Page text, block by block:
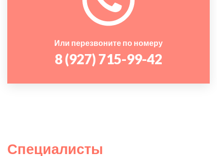
Или перезвоните по номеру
8 (927) 715-99-42
Специалисты